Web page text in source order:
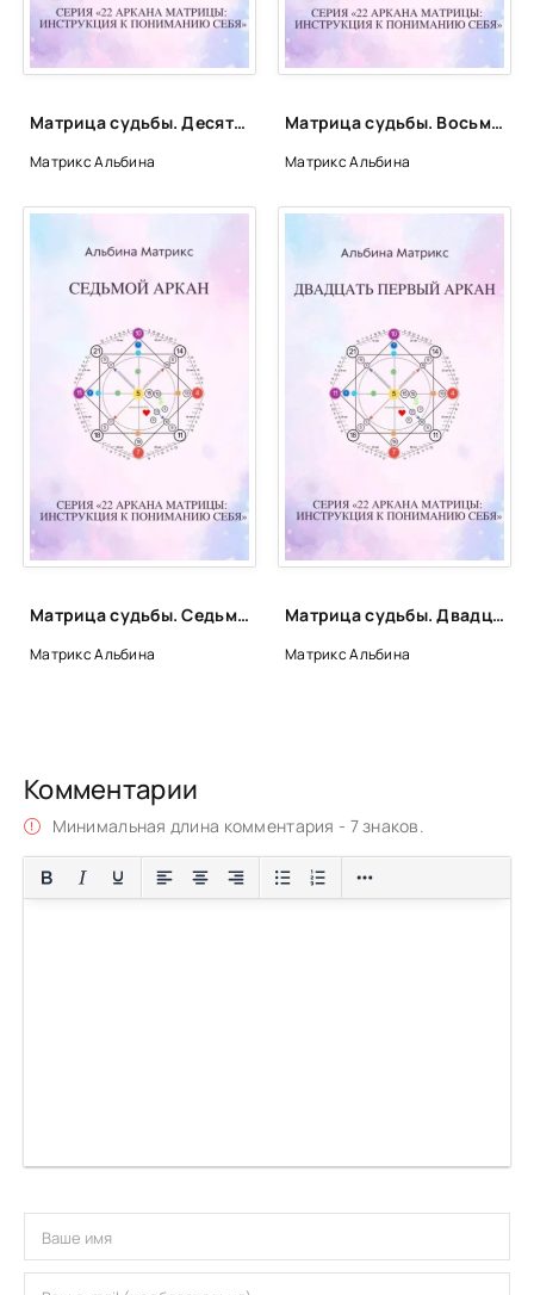
Матрица судьбы. Десятый аркан - Альбина Матрикс
Матрикс Альбина
Матрица судьбы. Восьмой аркан - Альбина Матрикс
Матрикс Альбина
Матрица судьбы. Седьмой аркан - Альбина Матрикс
Матрикс Альбина
Матрица судьбы. Двадцать первый аркан - Альбина Матрикс
Матрикс Альбина
Комментарии
Минимальная длина комментария - 7 знаков.